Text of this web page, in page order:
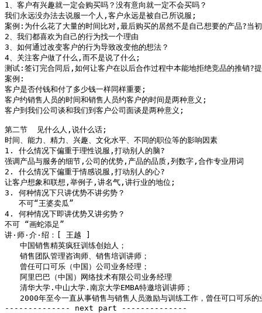
1、客户有兴趣就一定会购买吗？没有意向就一定不会买吗？
我们永远没办法去说服一个人,客户永远是被自己所说服;
案例:为什么花了大量的时间比对,最后购买的居然不是自己想要的产品?当
2、我们都喜欢为自己的行为找一个理由
3、如何通过改变客户的行为导致改变他的想法？
4、关注客户做了什么,而不是说了什么;
测试:签订完合同后,如何让客户在以后合作过程中本能地拒绝竞品的推销?
案例:
客户是否付钱和付了多少钱一样同样重要;
客户约销售人员的时间和销售人员约客户的时间是两种意义;
客户到我们公司谈和我们到客户公司面谈是两种意义;
第二节  见什么人,说什么话;
时间、能力、精力、兴趣、文化水平、不同的职位等的影响因素
1. 什么情况下偏重于理性说服,打动别人的脑?
强调产品与服务的细节,公司的优势,产品的品质,列数字,合作专业用词
2. 什么情况下偏重于情感说服,打动别人的心?
让客户想象和联想,举例子,讲名气,讲行业的地位;
3. 何种情况下只讲优势不讲劣势？
   不可“王婆卖瓜”
4. 何种情况下即讲优势又讲劣势？
不可 “画蛇添足”
讲·师·介·绍：[ 王越 ]
中国销售精英疯狂训练创始人；
销售团队管理咨询师、销售培训讲师；
曾任可口可乐（中国）公司业务经理；
阿里巴巴（中国）网络技术有限公司业务经理
清华大学.中山大学.南京大学EMBA特邀培训讲师；
2000年至今一直从事销售与销售人员激励与训练工作，曾任可口可乐的
-------------- next part --------------